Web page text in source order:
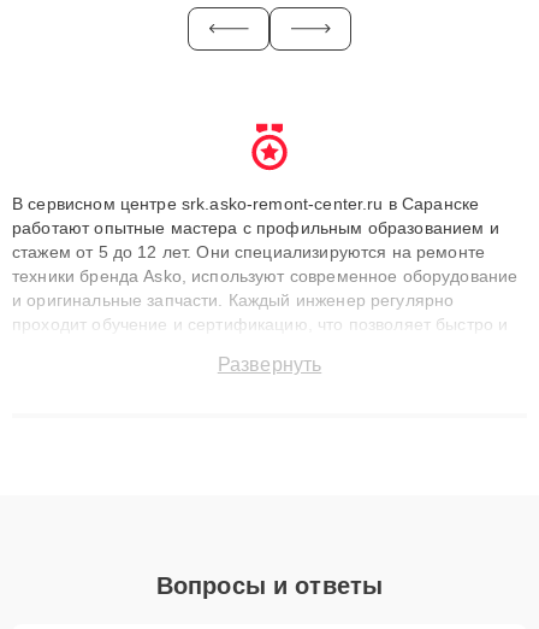
В сервисном центре srk.asko-remont-center.ru в Саранске
работают опытные мастера с профильным образованием и
стажем от 5 до 12 лет. Они специализируются на ремонте
техники бренда Asko, используют современное оборудование
и оригинальные запчасти. Каждый инженер регулярно
проходит обучение и сертификацию, что позволяет быстро и
сохранением гарантии до 3 лет. Наши мастера решают
Развернуть
Вопросы и ответы